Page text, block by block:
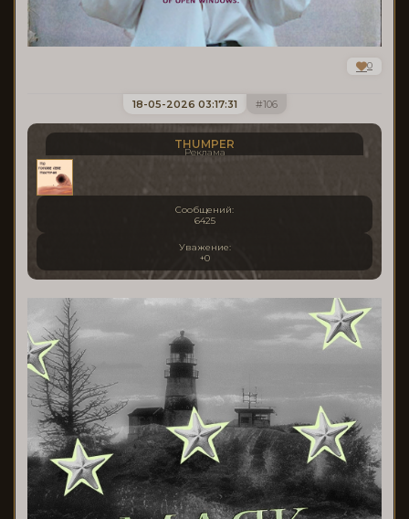
0
106
18-05-2026 03:17:31
THUMPER
Реклама
Сообщений:
6425
Уважение:
+0